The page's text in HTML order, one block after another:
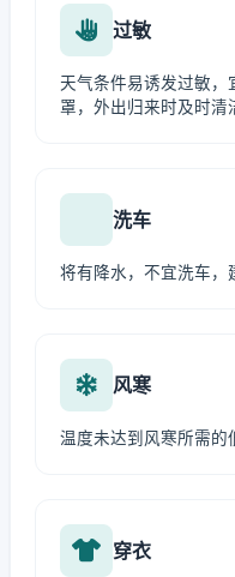
过敏
天气条件易诱发过敏，
罩，外出归来时及时清
洗车
将有降水，不宜洗车，
风寒
温度未达到风寒所需的
穿衣